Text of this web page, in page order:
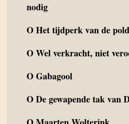
nodig
OHet tijdperk van de
OWel verkracht, niet
OGabagool
ODe gewapende tak van